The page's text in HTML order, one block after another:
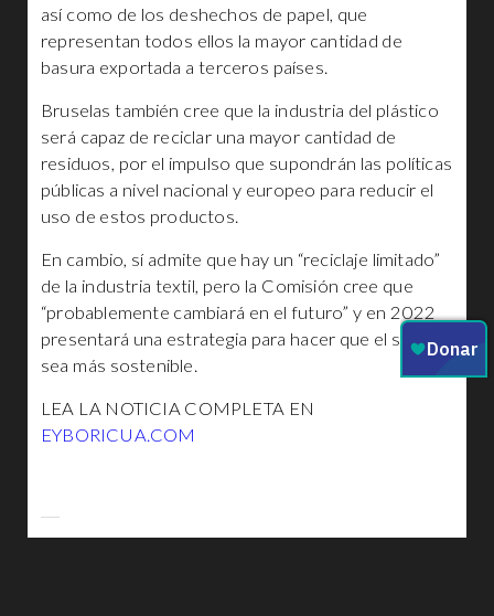
así como de los deshechos de papel, que
representan todos ellos la mayor cantidad de
basura exportada a terceros países.
Bruselas también cree que la industria del plástico
será capaz de reciclar una mayor cantidad de
residuos, por el impulso que supondrán las políticas
públicas a nivel nacional y europeo para reducir el
uso de estos productos.
En cambio, sí admite que hay un “reciclaje limitado”
de la industria textil, pero la Comisión cree que
“probablemente cambiará en el futuro” y en 2022
presentará una estrategia para hacer que el sector
sea más sostenible.
LEA LA NOTICIA COMPLETA EN
EYBORICUA.COM